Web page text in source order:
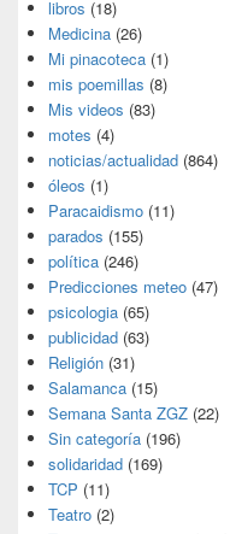
libros (18)
Medicina (26)
Mi pinacoteca (1)
mis poemillas (8)
Mis videos (83)
motes (4)
noticias/actualidad (864)
óleos (1)
Paracaidismo (11)
parados (155)
política (246)
Predicciones meteo (47)
psicologia (65)
publicidad (63)
Religión (31)
Salamanca (15)
Semana Santa ZGZ (22)
Sin categoría (196)
solidaridad (169)
TCP (11)
Teatro (2)